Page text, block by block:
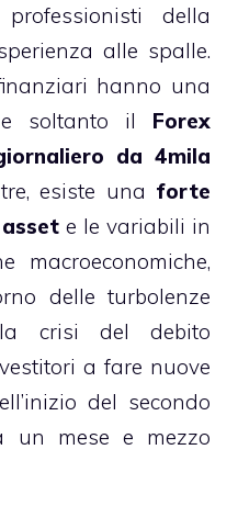
della
alle spalle.
hanno una
e soltanto il Forex
da 4mila
esiste una forte
e le variabili in
macroeconomiche,
delle turbolenze
crisi del debito
a fare nuove
del secondo
un mese e mezzo